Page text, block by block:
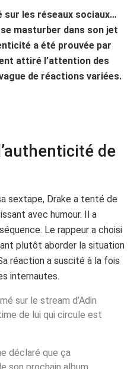
sur les réseaux sociaux…
masturber dans son jet
a été prouvée par
attiré l’attention des
de réactions variées.
de
sextape, Drake a tenté de
avec humour. Il a
Le rappeur a choisi
plutôt aborder la situation
réaction a suscité à la fois
internautes.
sur le stream d’Adin
de lui qui circule est
déclaré que ça
son prochain album